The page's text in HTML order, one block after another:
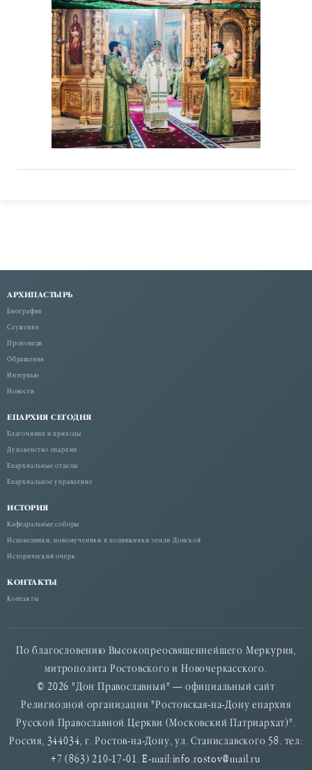
АРХИПАСТЫРЬ
Биография
Служения
Проповеди
Обращения
Интервью
Новости
ЕПАРХИЯ СЕГОДНЯ
Благочиния и приходы
Духовенство епархии
Епархиальные отделы
Епархиальное управление
ИСТОРИЯ
Кафедральные соборы
Исповедники, новомученики и подвижники земли Донской
Исторический очерк
КОНТАКТЫ
Контакты
По благословению Высокопреосвященнейшего Меркурия,
митрополита Ростовского и Новочеркасского.
© 2026 "Дон Православный" — официальный сайт
Религиозной организации "Ростовская-на-Дону епархия
Русской Православной Церкви (Московский Патриархат)".
Россия, 344034, г. Ростов-на-Дону, ул. Станиславского 58. тел:
+7 (863) 210-17-01. E-mail:info.rostov@mail.ru